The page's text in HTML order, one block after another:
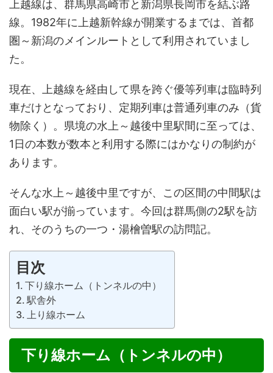
上越線は、群馬県高崎市と新潟県長岡市を結ぶ路
線。1982年に上越新幹線が開業するまでは、首都
圏～新潟のメインルートとして利用されていまし
た。
現在、上越線を経由して県を跨ぐ優等列車は臨時列
車だけとなっており、定期列車は普通列車のみ（貨
物除く）。県境の水上～越後中里駅間に至っては、
1日の本数が数本と利用する際にはかなりの制約が
あります。
そんな水上～越後中里ですが、この区間の中間駅は
面白い駅が揃っています。今回は群馬側の2駅を訪
れ、そのうちの一つ・湯檜曽駅の訪問記。
目次
下り線ホーム（トンネルの中）
駅舎外
上り線ホーム
下り線ホーム（トンネルの中）